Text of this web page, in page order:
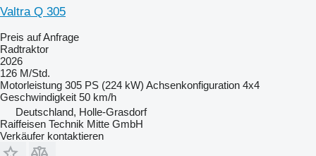
Valtra Q 305
Preis auf Anfrage
Radtraktor
2026
126 M/Std.
Motorleistung 305 PS (224 kW) Achsenkonfiguration 4x4
Geschwindigkeit 50 km/h
Deutschland, Holle-Grasdorf
Raiffeisen Technik Mitte GmbH
Verkäufer kontaktieren